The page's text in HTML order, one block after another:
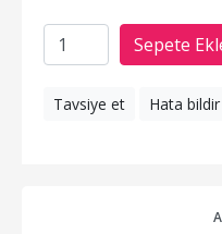
Sepete
Tavsiye et Hata bildir